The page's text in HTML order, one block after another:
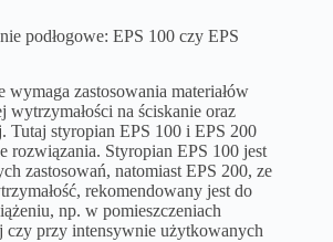
podłogowe: EPS 100 czy EPS
wymaga zastosowania materiałów
na ściskanie oraz
Tutaj styropian EPS 100 i EPS 200
rozwiązania. Styropian EPS 100 jest
zastosowań, natomiast EPS 200, ze
rekomendowany jest do
np. w pomieszczeniach
czy przy intensywnie użytkowanych